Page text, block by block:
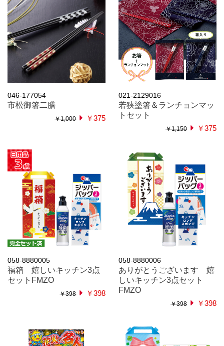
046-177054
市松御箸二膳
￥1,000 ￥375
021-2129016
若狭塗箸＆ランチョンマッ
トセット
￥1,150 ￥375
058-8880005
福箱 嬉しいキッチン3点
セットFMZO
￥398 ￥398
058-8880006
ありがとうございます 嬉
しいキッチン3点セット
FMZO
￥398 ￥398